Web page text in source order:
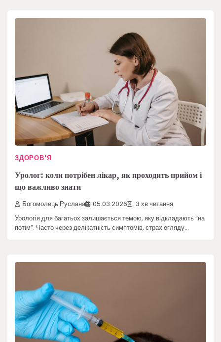
ЗДОРОВ'Я
Уролог: коли потрібен лікар, як проходить прийом і
що важливо знати
Богомолець Руслана 05.03.2026 3 хв читання
Урологія для багатьох залишається темою, яку відкладають “на
потім”. Часто через делікатність симптомів, страх огляду…